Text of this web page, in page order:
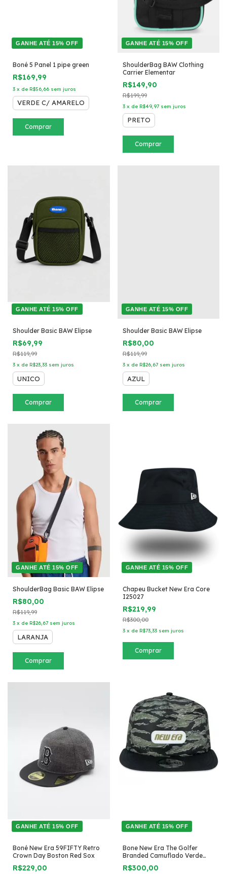
GANHE ATÉ 15% OFF
Boné 5 Panel 1 pipe green
R$169,99
3 x de R$56,66 sem juros
VERDE C/ AMARELO
Comprar
GANHE ATÉ 15% OFF
ShoulderBag BAW Clothing
Carrier Elementar
R$149,90
R$199,99
3 x de R$49,97 sem juros
PRETO
Comprar
GANHE ATÉ 15% OFF
Shoulder Basic BAW Elipse
R$69,99
R$119,99
3 x de R$23,33 sem juros
UNICO
Comprar
GANHE ATÉ 15% OFF
Shoulder Basic BAW Elipse
R$80,00
R$119,99
3 x de R$26,67 sem juros
AZUL
Comprar
GANHE ATÉ 15% OFF
ShoulderBag Basic BAW Elipse
R$80,00
R$119,99
3 x de R$26,67 sem juros
LARANJA
Comprar
GANHE ATÉ 15% OFF
Chapeu Bucket New Era Core
I25027
R$219,99
R$300,00
3 x de R$73,33 sem juros
GANHE ATÉ 15% OFF
Boné New Era 59FIFTY Retro
Crown Day Boston Red Sox
R$229,00
GANHE ATÉ 15% OFF
Bone New Era The Golfer
Branded Camuflado Verde
R$300,00